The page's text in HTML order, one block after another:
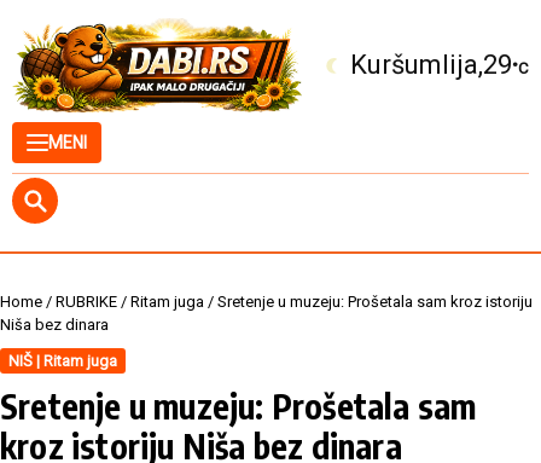
MENI
Kuršumlija 29°C
Home / RUBRIKE / Ritam juga / Sretenje u muzeju: Prošetala sam kroz istoriju
Niša bez dinara
NIŠ | Ritam juga
Sretenje u muzeju: Prošetala sam
kroz istoriju Niša bez dinara